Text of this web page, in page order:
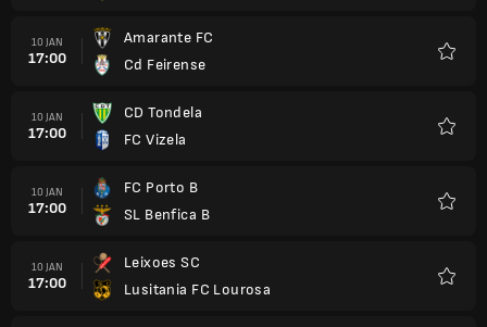
10 JAN
17:00
Amarante FC
Cd Feirense
10 JAN
17:00
CD Tondela
FC Vizela
10 JAN
17:00
FC Porto B
SL Benfica B
10 JAN
17:00
Leixoes SC
Lusitania FC Lourosa